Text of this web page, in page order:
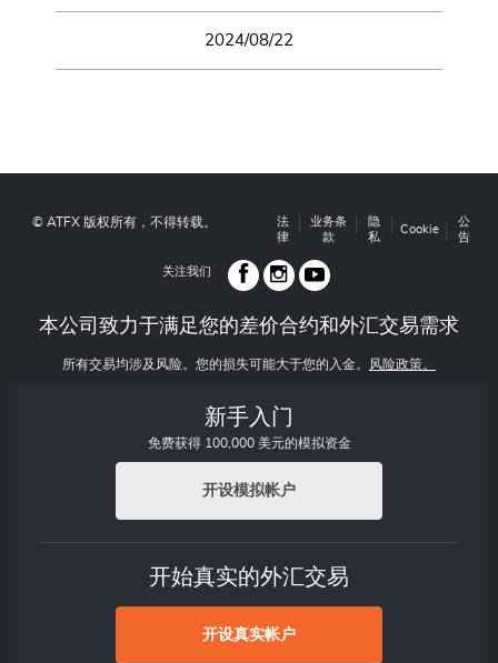
2024/08/22
© ATFX 版权所有，不得转载。
法
律
业务条
款
隐
私
Cookie
公
告
关注我们
本公司致力于满足您的差价合约和外汇交易需求
所有交易均涉及风险。您的损失可能大于您的入金。 风险政策。
新手入门
免费获得 100,000 美元的模拟资金
开设模拟帐户
开始真实的外汇交易
开设真实帐户